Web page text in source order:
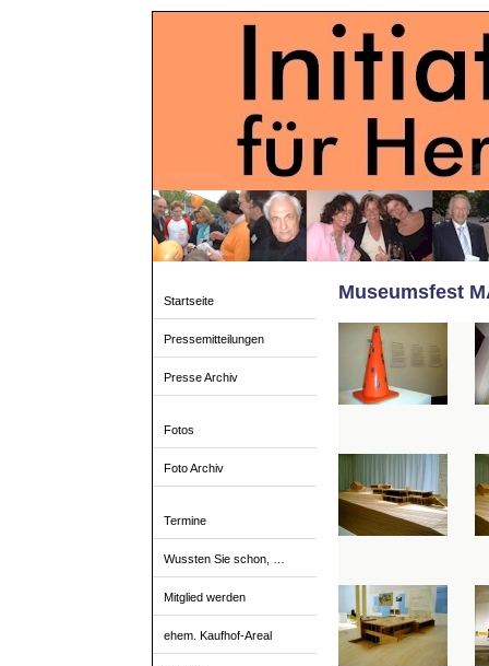
Startseite
Pressemitteilungen
Presse Archiv
Fotos
Foto Archiv
Termine
Wussten Sie schon, …
Mitglied werden
ehem. Kaufhof-Areal
Museumsfest